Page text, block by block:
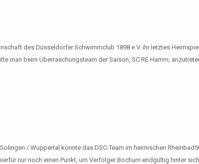
des Düsseldorfer Schwimmclub 1898 e.V. ihr letztes
man beim Überraschungsteam der Saison, SC RE Hamm,
/ Wuppertal konnte das DSC-Team im heimischen
nur noch einen Punkt, um Verfolger Bochum endgültig hinter